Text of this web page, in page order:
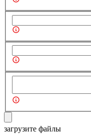
загрузите файлы